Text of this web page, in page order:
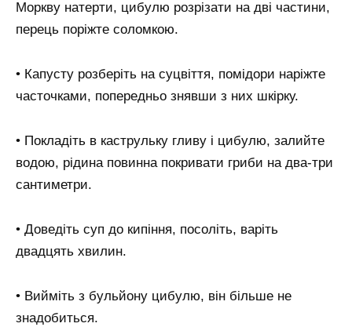
Моркву натерти, цибулю розрізати на дві частини,
перець поріжте соломкою.
• Капусту розберіть на суцвіття, помідори наріжте
часточками, попередньо знявши з них шкірку.
• Покладіть в каструльку гливу і цибулю, залийте
водою, рідина повинна покривати гриби на два-три
сантиметри.
• Доведіть суп до кипіння, посоліть, варіть
двадцять хвилин.
• Вийміть з бульйону цибулю, він більше не
знадобиться.